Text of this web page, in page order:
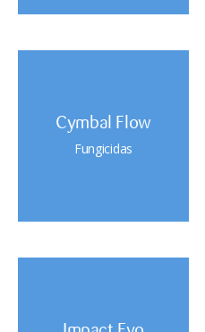
Cymbal Flow
Fungicidas